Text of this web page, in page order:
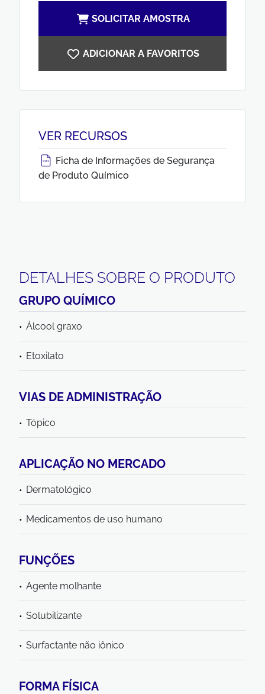
SOLICITAR AMOSTRA
ADICIONAR A FAVORITOS
VER RECURSOS
Ficha de Informações de Segurança
de Produto Químico
DETALHES SOBRE O PRODUTO
GRUPO QUÍMICO
Álcool graxo
Etoxilato
VIAS DE ADMINISTRAÇÃO
Tópico
APLICAÇÃO NO MERCADO
Dermatológico
Medicamentos de uso humano
FUNÇÕES
Agente molhante
Solubilizante
Surfactante não iônico
FORMA FÍSICA